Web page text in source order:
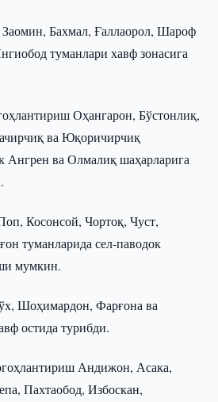
Заомин, Бахмал, Ғаллаорол, Шароф
туманлари хавф зонасига
Оҳангарон, Бўстонлиқ,
ва Юқоричирчиқ
Ангрен ва Олмалиқ шаҳарларига
Косонсой, Чортоқ, Чуст,
туманларида сел-паводок
мумкин.
Шоҳимардон, Фарғона ва
остида турибди.
Андижон, Асака,
Пахтаобод, Избоскан,